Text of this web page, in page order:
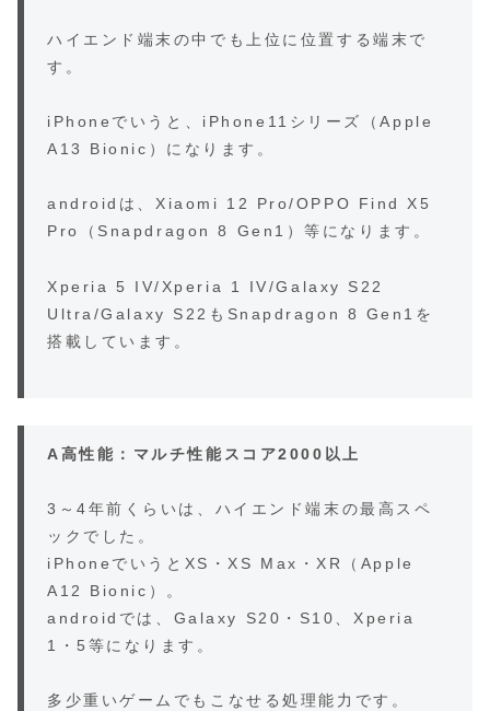
ハイエンド端末の中でも上位に位置する端末で
す。
iPhoneでいうと、iPhone11シリーズ（Apple
A13 Bionic）になります。
androidは、Xiaomi 12 Pro/OPPO Find X5
Pro（Snapdragon 8 Gen1）等になります。
Xperia 5 IV/Xperia 1 IV/Galaxy S22
Ultra/Galaxy S22もSnapdragon 8 Gen1を
搭載しています。
A高性能：マルチ性能スコア2000以上
3～4年前くらいは、ハイエンド端末の最高スペ
ックでした。
iPhoneでいうとXS・XS Max・XR（Apple
A12 Bionic）。
androidでは、Galaxy S20・S10、Xperia
1・5等になります。
多少重いゲームでもこなせる処理能力です。